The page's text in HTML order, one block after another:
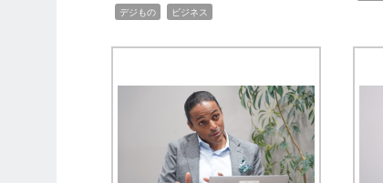
デジもの ビジネス